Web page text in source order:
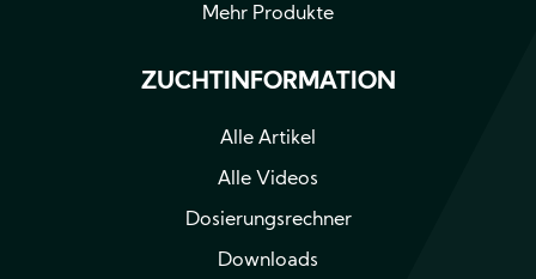
Mehr Produkte
ZUCHTINFORMATION
Alle Artikel
Alle Videos
Dosierungsrechner
Downloads